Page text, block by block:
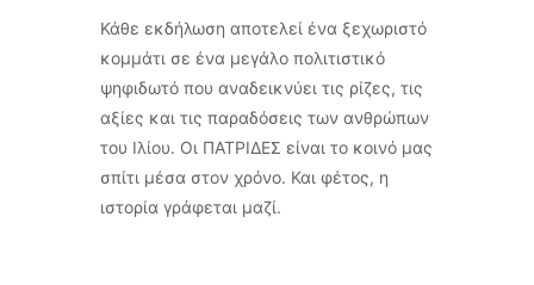
Κάθε εκδήλωση αποτελεί ένα ξεχωριστό
κομμάτι σε ένα μεγάλο πολιτιστικό
ψηφιδωτό που αναδεικνύει τις ρίζες, τις
αξίες και τις παραδόσεις των ανθρώπων
του Ιλίου. Οι ΠΑΤΡΙΔΕΣ είναι το κοινό μας
σπίτι μέσα στον χρόνο. Και φέτος, η
ιστορία γράφεται μαζί.